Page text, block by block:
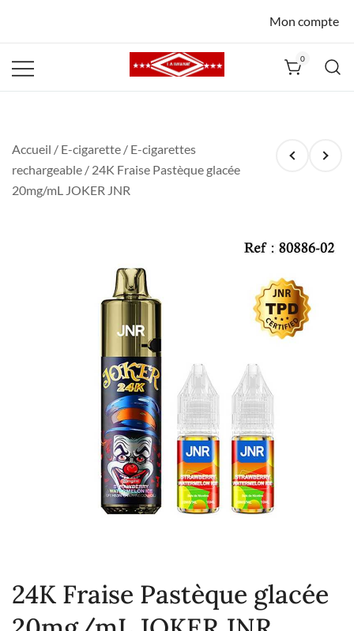
Mon compte
0
Accueil / E-cigarette / E-cigarettes
rechargeable / 24K Fraise Pastèque glacée
20mg/mL JOKER JNR
24K Fraise Pastèque glacée